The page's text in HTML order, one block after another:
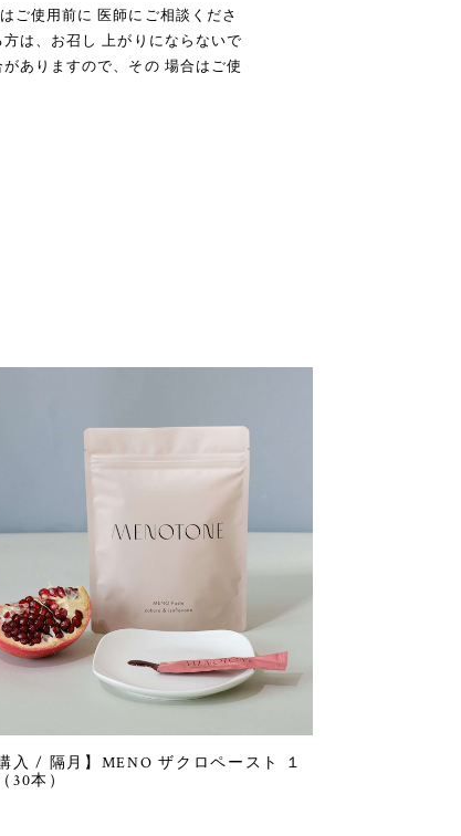
ご使用前に 医師にご相談くださ
は、お召し 上がりにならないで
ありますので、その 場合はご使
購入 / 隔月】MENO ザクロペースト １
30本）